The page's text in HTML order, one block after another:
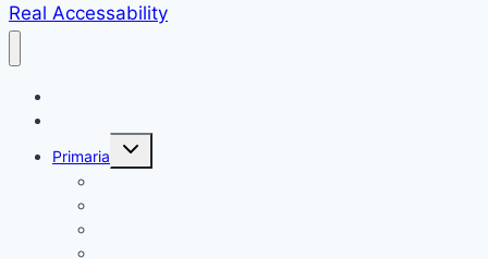
Real Accessability
Primaria
Toggle